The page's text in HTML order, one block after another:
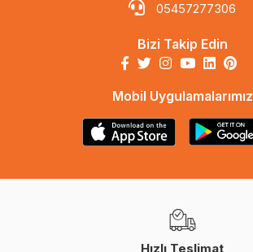
05457277306
Bizi Takip Edin
Mobil Uygulamalarımız
Hızlı Teslimat